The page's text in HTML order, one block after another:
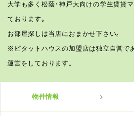
大学も多く松蔭･神戸大向けの学生賃貸
ております｡
お部屋探しは当店におまかせ下さい｡
※ピタットハウスの加盟店は独立自営で
運営をしております。
物件情報